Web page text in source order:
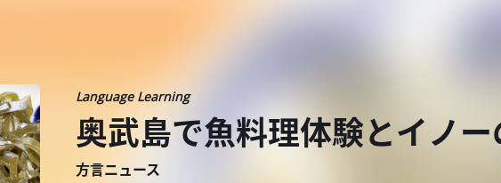
Language Learning
奥武島で魚料理体験とイノ
方言ニュース